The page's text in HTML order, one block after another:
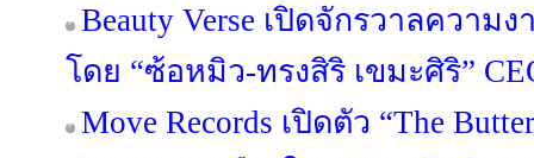
Beauty Verse เปิดจักรวาลความ
โดย “ซ้อหมิว-ทรงสิริ เขมะศิริ”
Move Records เปิดตัว “The